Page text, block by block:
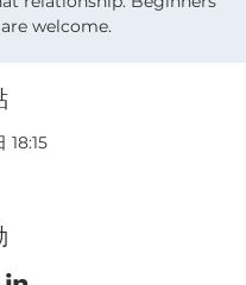
are welcome.
18:15